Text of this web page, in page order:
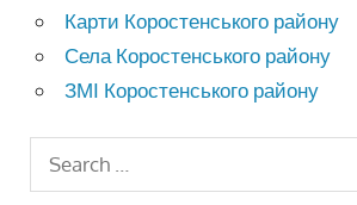
Карти Коростенського району
Села Коростенського району
ЗМІ Коростенського району